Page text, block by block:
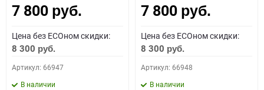
7 800 руб.
Цена без ECOном скидки:
8 300 руб.
Артикул: 66947
В наличии
7 800 руб.
Цена без ECOном скидки:
8 300 руб.
Артикул: 66948
В наличии